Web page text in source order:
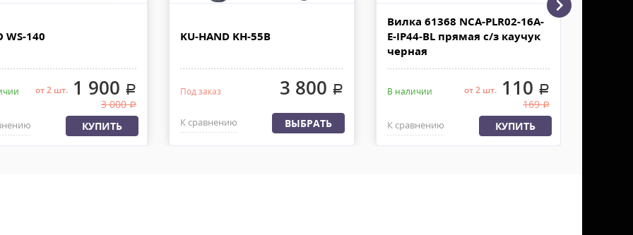
весом не более 30 кг и
дней с момента 100% предоплаты. Доставку грузов в ТК не производим, забор
груза с офиса или со склада. Заявку оформляет получатель. К накладной должна
быть приложена доверенность. Документы отправляем с заказом или по ЭДО.
WS-140
от 2 шт. 1 900 .
3 000.
КУПИТЬ
KU-HAND KH-55B
Под заказ 3 800 .
К сравнению ВЫБРАТЬ
Вилка 61368 NCA-PLR02-16A-
E-IP44-BL прямая с/з каучук
черная
В наличии от 2 шт. 110 .
169.
К сравнению КУПИТЬ